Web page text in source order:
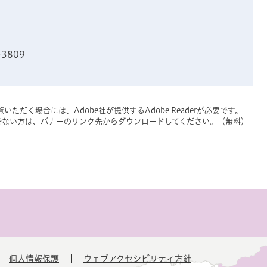
いただく場合には、Adobe社が提供するAdobe Readerが必要です。
い方は、バナーのリンク先からダウンロードしてください。（無料）
個人情報保護 ウェブアクセシビリティ方針